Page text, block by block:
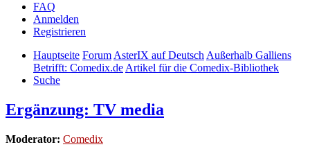
FAQ
Anmelden
Registrieren
Hauptseite ForumAsterIX auf DeutschAußerhalb Galliens
Betrifft: Comedix.deArtikel für die Comedix-Bibliothek
Suche
Ergänzung: TV media
Moderator: Comedix